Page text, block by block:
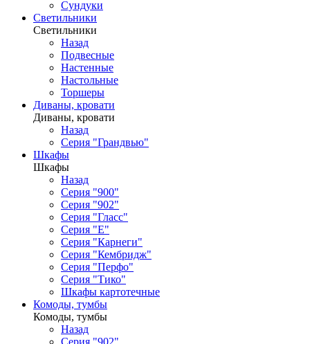
Сундуки
Светильники
Светильники
Назад
Подвесные
Настенные
Настольные
Торшеры
Диваны, кровати
Диваны, кровати
Назад
Серия "Грандвью"
Шкафы
Шкафы
Назад
Серия "900"
Серия "902"
Серия "Гласс"
Серия "Е"
Серия "Карнеги"
Серия "Кембридж"
Серия "Перфо"
Серия "Тико"
Шкафы картотечные
Комоды, тумбы
Комоды, тумбы
Назад
Серия "902"